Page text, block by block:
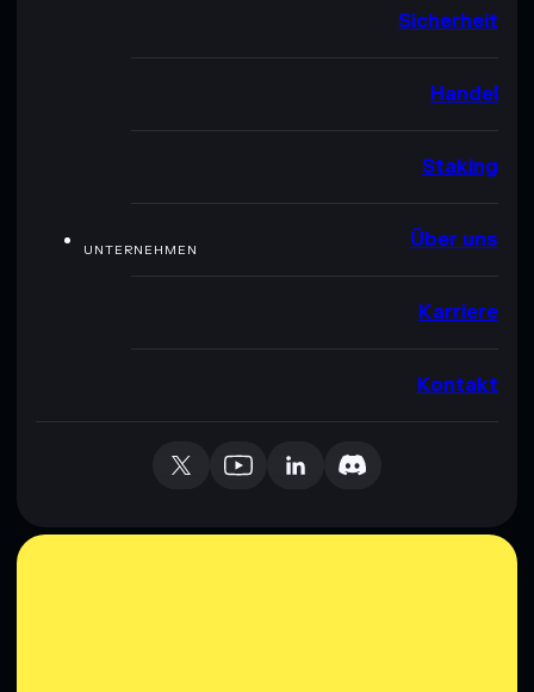
Sicherheit
Handel
Staking
UNTERNEHMEN Über uns
Karriere
Kontakt